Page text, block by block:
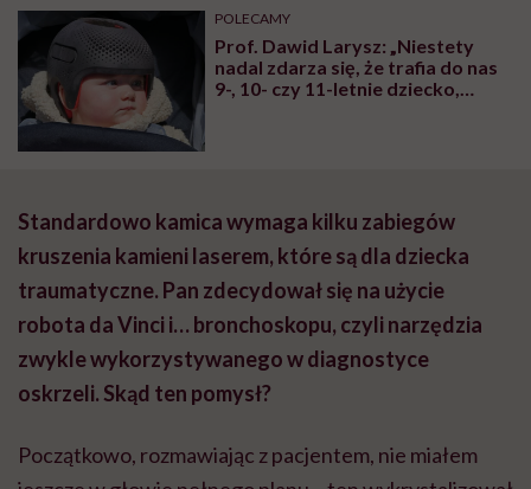
POLECAMY
Prof. Dawid Larysz: „Niestety
nadal zdarza się, że trafia do nas
9-, 10- czy 11-letnie dziecko,
Standardowo kamica wymaga kilku zabiegów
kruszenia kamieni laserem, które są dla dziecka
traumatyczne. Pan zdecydował się na użycie
robota da Vinci i… bronchoskopu, czyli narzędzia
zwykle wykorzystywanego w diagnostyce
oskrzeli. Skąd ten pomysł?
Początkowo, rozmawiając z pacjentem, nie miałem